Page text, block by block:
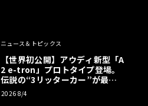
ニュース＆トピックス
【世界初公開】アウディ新型「A
2 e-tron」プロトタイプ登場。
伝説の“3リッターカー”が最高
効率エントリーBEVとして復活
【画像38枚】
2026 8/4